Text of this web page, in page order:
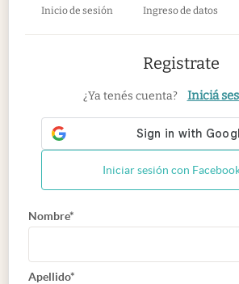
Inicio de sesión Ingreso de datos
Registrate
¿Ya tenés cuenta? Iniciá
Iniciar sesión con
Nombre*
Apellido*